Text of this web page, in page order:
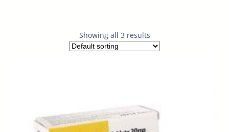
Showing all 3 results